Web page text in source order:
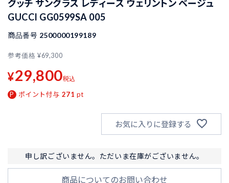
グッチ サングラス レディース ウェリントン ベージュ
GUCCI GG0599SA 005
商品番号 2500000199189
参考価格 ¥69,300
¥29,800税込
ポイント付与 271 pt
お気に入りに登録する
申し訳ございません。ただいま在庫がございません。
商品についてのお問い合わせ